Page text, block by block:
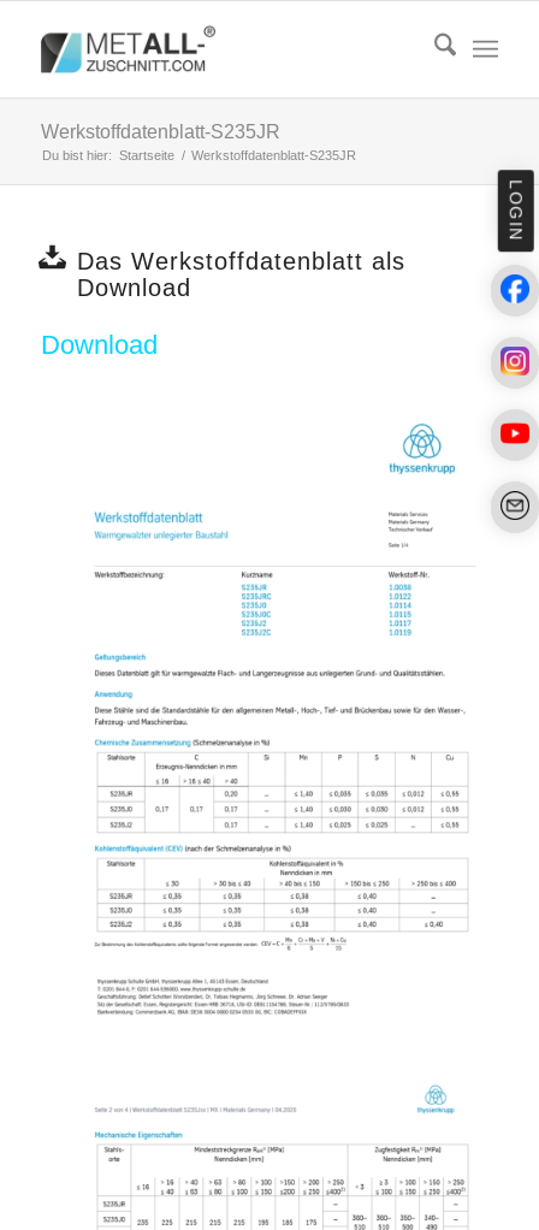
LOGIN
Werkstoffdatenblatt-S235JR
Du bist hier: Startseite / Werkstoffdatenblatt-S235JR
Das Werkstoffdatenblatt als
Download
Download